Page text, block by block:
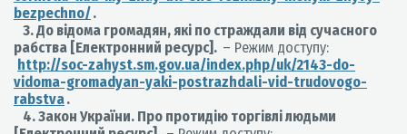
bezpechno/.
3. До відома громадян, які по страждали від сучасного
рабства [Електронний ресурс]. – Режим доступу:
http://soc-zahyst.sm.gov.ua/index.php/uk/2143-do-
vidoma-gromadyan-yaki-postrazhdali-vid-trudovogo-
rabstva.
4. Закон України. Про протидію торгівлі людьми